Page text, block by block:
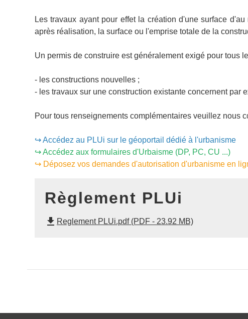
Les travaux ayant pour effet la création d'une surface
après réalisation, la surface ou l'emprise totale de la
Un permis de construire est généralement exigé pour tous
- les constructions nouvelles ;
- les travaux sur une construction existante concernent par
Pour tous renseignements complémentaires veuillez nous
↪️Accédez au PLUi sur le géoportail dédié à l'urbanisme
↪️Accédez aux formulaires d'Urbaisme (DP, PC, CU ...)
↪️ Déposez vos demandes d'autorisation d'urbanisme en
Règlement PLUi
file_download Reglement PLUi.pdf (PDF - 23.92 MB)